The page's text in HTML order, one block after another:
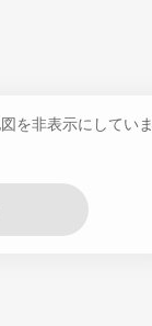
を非表示にしていま